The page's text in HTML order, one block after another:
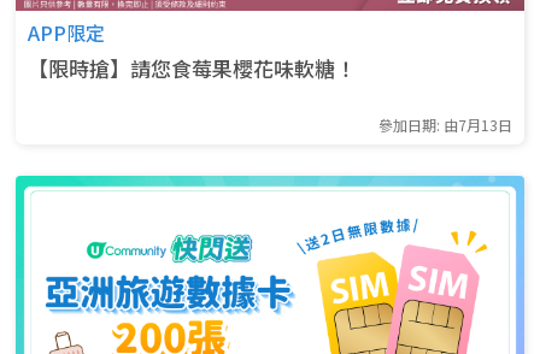
APP限定
【限時搶】請您食莓果櫻花味軟糖！
參加日期: 由7月13日